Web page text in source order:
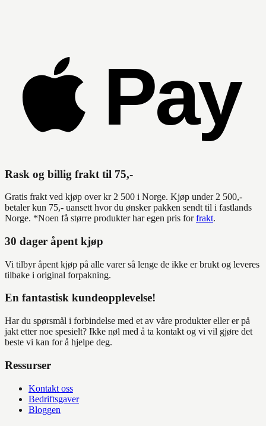
Rask og billig frakt til 75,-
Gratis frakt ved kjøp over kr 2 500 i Norge. Kjøp under 2 500,-
betaler kun 75,- uansett hvor du ønsker pakken sendt til i fastlands
Norge. *Noen få større produkter har egen pris for frakt.
30 dager åpent kjøp
Vi tilbyr åpent kjøp på alle varer så lenge de ikke er brukt og leveres
tilbake i original forpakning.
En fantastisk kundeopplevelse!
Har du spørsmål i forbindelse med et av våre produkter eller er på
jakt etter noe spesielt? Ikke nøl med å ta kontakt og vi vil gjøre det
beste vi kan for å hjelpe deg.
Ressurser
Kontakt oss
Bedriftsgaver
Bloggen